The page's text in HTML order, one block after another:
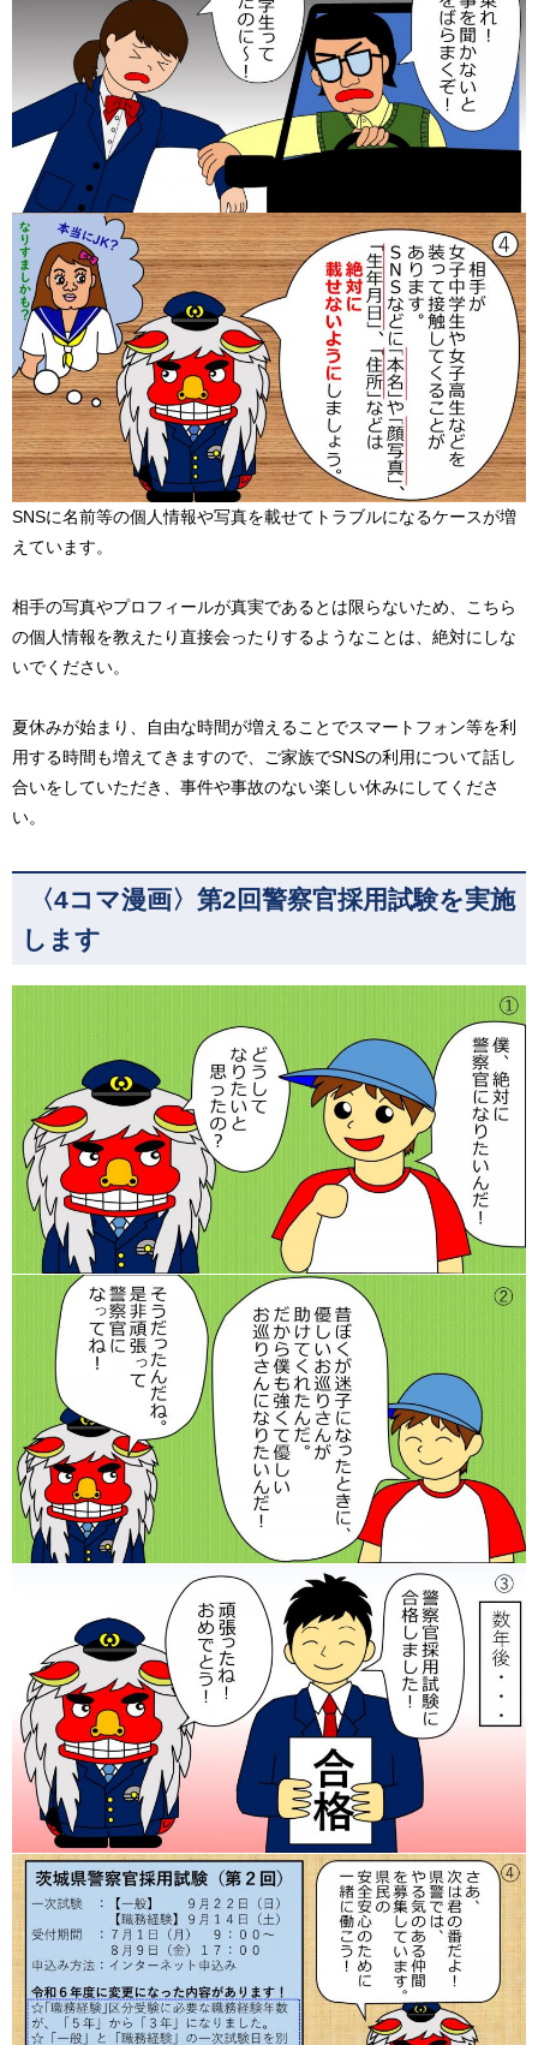
SNSに名前等の個人情報や写真を載せてトラブルになるケースが増
えています。
相手の写真やプロフィールが真実であるとは限らないため、こちら
の個人情報を教えたり直接会ったりするようなことは、絶対にしな
いでください。
夏休みが始まり、自由な時間が増えることでスマートフォン等を利
用する時間も増えてきますので、ご家族でSNSの利用について話し
合いをしていただき、事件や事故のない楽しい休みにしてくださ
い。
〈4コマ漫画〉第2回警察官採用試験を実施
します